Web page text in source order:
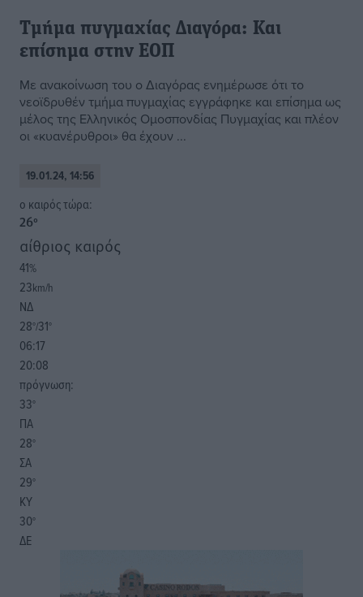
Τμήμα πυγμαχίας Διαγόρα: Και
επίσημα στην ΕΟΠ
Με ανακοίνωση του ο Διαγόρας ενημέρωσε ότι το
νεοϊδρυθέν τμήμα πυγμαχίας εγγράφηκε και επίσημα ως
μέλος της Ελληνικός Ομοσπονδίας Πυγμαχίας και πλέον
οι «κυανέρυθροι» θα έχουν ...
19.01.24, 14:56
o καιρός τώρα:
26°
αίθριος καιρός
41%
23km/h
ΝΔ
28°/31°
06:17
20:08
πρόγνωση:
33°
ΠΑ
28°
ΣΑ
29°
ΚΥ
30°
ΔΕ